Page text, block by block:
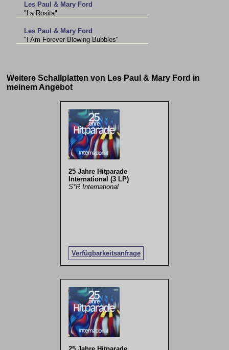
Les Paul & Mary Ford
"La Rosita"
Les Paul & Mary Ford
"I Am Forever Blowing Bubbles"
Weitere Schallplatten von Les Paul & Mary Ford in
meinem Angebot
25 Jahre Hitparade
International (3 LP)
S*R International
Verfügbarkeitsanfrage